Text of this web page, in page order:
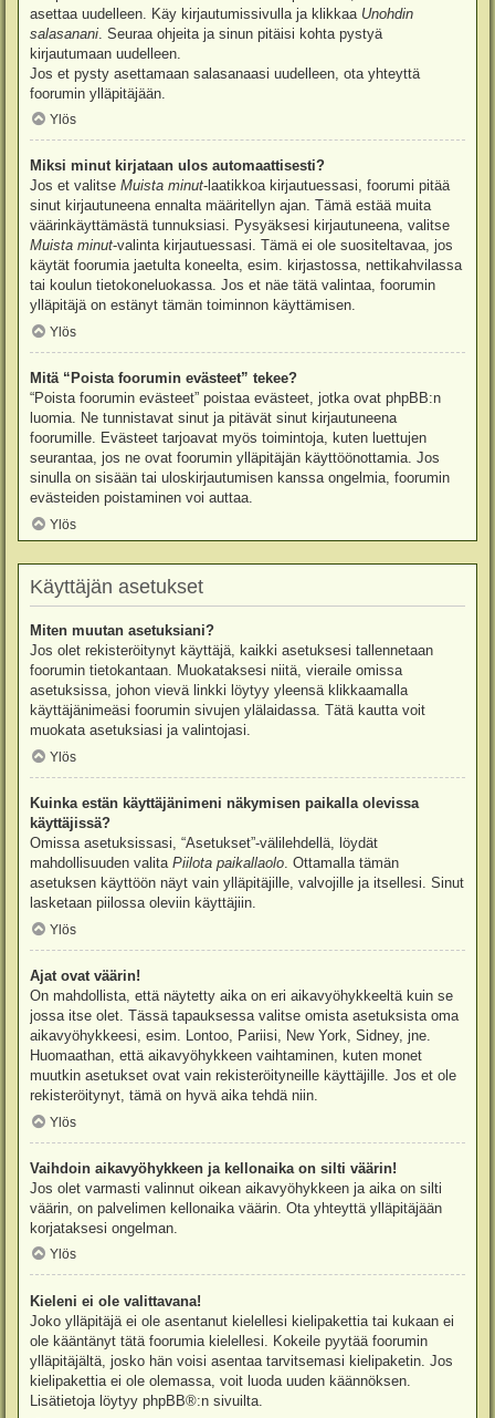
asettaa uudelleen. Käy kirjautumissivulla ja klikkaa Unohdin
salasanani . Seuraa ohjeita ja sinun pitäisi kohta pystyä
kirjautumaan uudelleen.
Jos et pysty asettamaan salasanaasi uudelleen, ota yhteyttä
foorumin ylläpitäjään.
Ylös
Miksi minut kirjataan ulos automaattisesti?
Jos et valitse Muista minut-laatikkoa kirjautuessasi, foorumi pitää
sinut kirjautuneena ennalta määritellyn ajan. Tämä estää muita
väärinkäyttämästä tunnuksiasi. Pysyäksesi kirjautuneena, valitse
Muista minut-valinta kirjautuessasi. Tämä ei ole suositeltavaa, jos
käytät foorumia jaetulta koneelta, esim. kirjastossa, nettikahvilassa
tai koulun tietokoneluokassa. Jos et näe tätä valintaa, foorumin
ylläpitäjä on estänyt tämän toiminnon käyttämisen.
Ylös
Mitä “Poista foorumin evästeet” tekee?
“Poista foorumin evästeet” poistaa evästeet, jotka ovat phpBB:n
luomia. Ne tunnistavat sinut ja pitävät sinut kirjautuneena
foorumille. Evästeet tarjoavat myös toimintoja, kuten luettujen
seurantaa, jos ne ovat foorumin ylläpitäjän käyttöönottamia. Jos
sinulla on sisään tai uloskirjautumisen kanssa ongelmia, foorumin
evästeiden poistaminen voi auttaa.
Ylös
Käyttäjän asetukset
Miten muutan asetuksiani?
Jos olet rekisteröitynyt käyttäjä, kaikki asetuksesi tallennetaan
foorumin tietokantaan. Muokataksesi niitä, vieraile omissa
asetuksissa, johon vievä linkki löytyy yleensä klikkaamalla
käyttäjänimeäsi foorumin sivujen ylälaidassa. Tätä kautta voit
muokata asetuksiasi ja valintojasi.
Ylös
Kuinka estän käyttäjänimeni näkymisen paikalla olevissa
käyttäjissä?
Omissa asetuksissasi, “Asetukset”-välilehdellä, löydät
mahdollisuuden valita Piilota paikallaolo. Ottamalla tämän
asetuksen käyttöön näyt vain ylläpitäjille, valvojille ja itsellesi. Sinut
lasketaan piilossa oleviin käyttäjiin.
Ylös
Ajat ovat väärin!
On mahdollista, että näytetty aika on eri aikavyöhykkeeltä kuin se
jossa itse olet. Tässä tapauksessa valitse omista asetuksista oma
aikavyöhykkeesi, esim. Lontoo, Pariisi, New York, Sidney, jne.
Huomaathan, että aikavyöhykkeen vaihtaminen, kuten monet
muutkin asetukset ovat vain rekisteröityneille käyttäjille. Jos et ole
rekisteröitynyt, tämä on hyvä aika tehdä niin.
Ylös
Vaihdoin aikavyöhykkeen ja kellonaika on silti väärin!
Jos olet varmasti valinnut oikean aikavyöhykkeen ja aika on silti
väärin, on palvelimen kellonaika väärin. Ota yhteyttä ylläpitäjään
korjataksesi ongelman.
Ylös
Kieleni ei ole valittavana!
Joko ylläpitäjä ei ole asentanut kielellesi kielipakettia tai kukaan ei
ole kääntänyt tätä foorumia kielellesi. Kokeile pyytää foorumin
ylläpitäjältä, josko hän voisi asentaa tarvitsemasi kielipaketin. Jos
kielipakettia ei ole olemassa, voit luoda uuden käännöksen.
Lisätietoja löytyy phpBB®:n sivuilta.